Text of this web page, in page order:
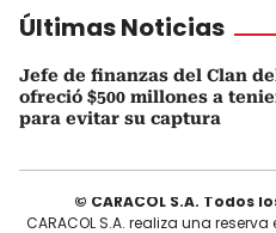
Últimas Noticias
Jefe de finanzas del Clan
ofreció $500 millones a
para evitar su captura
© CARACOL S.A. Todos
CARACOL S.A. realiza una